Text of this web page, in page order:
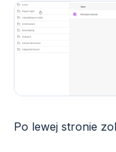
Po lewej stronie